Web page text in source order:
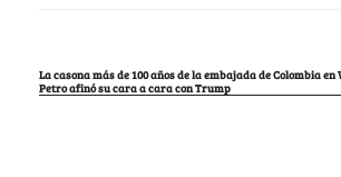
La casona más de 100 años de la embajada de Colombia
Petro afinó su cara a cara con Trump